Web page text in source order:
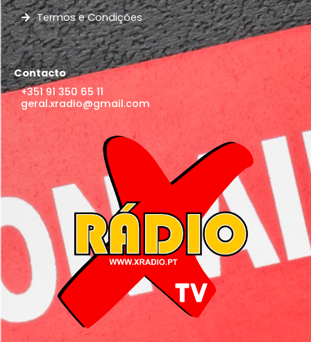
Termos e Condições
Contacto
+351 91 350 65 11
geral.xradio@gmail.com